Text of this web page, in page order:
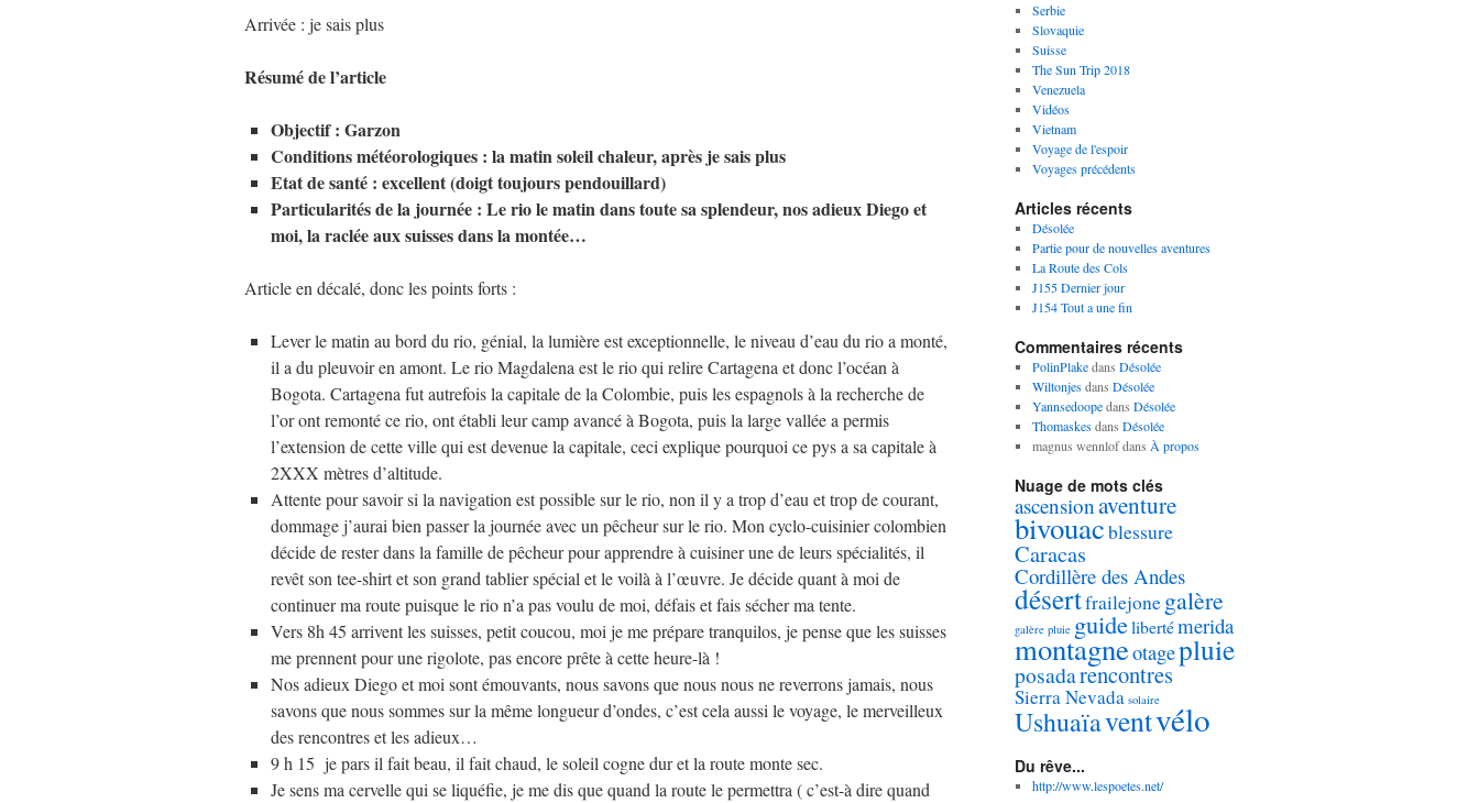
Arrivée : je sais plus
Résumé de l’article
Objectif : Garzon
Conditions météorologiques : la matin soleil chaleur, après je sais plus
Etat de santé : excellent (doigt toujours pendouillard)
Particularités de la journée : Le rio le matin dans toute sa splendeur, nos adieux Diego et
moi, la raclée aux suisses dans la montée…
Article en décalé, donc les points forts :
Lever le matin au bord du rio, génial, la lumière est exceptionnelle, le niveau d’eau du rio a monté,
il a du pleuvoir en amont. Le rio Magdalena est le rio qui relire Cartagena et donc l’océan à
Bogota. Cartagena fut autrefois la capitale de la Colombie, puis les espagnols à la recherche de
l’or ont remonté ce rio, ont établi leur camp avancé à Bogota, puis la large vallée a permis
l’extension de cette ville qui est devenue la capitale, ceci explique pourquoi ce pys a sa capitale à
2XXX mètres d’altitude.
Attente pour savoir si la navigation est possible sur le rio, non il y a trop d’eau et trop de courant,
dommage j’aurai bien passer la journée avec un pêcheur sur le rio. Mon cyclo-cuisinier colombien
décide de rester dans la famille de pêcheur pour apprendre à cuisiner une de leurs spécialités, il
revêt son tee-shirt et son grand tablier spécial et le voilà à l’œuvre. Je décide quant à moi de
continuer ma route puisque le rio n’a pas voulu de moi, défais et fais sécher ma tente.
Vers 8h 45 arrivent les suisses, petit coucou, moi je me prépare tranquilos, je pense que les suisses
me prennent pour une rigolote, pas encore prête à cette heure-là !
Nos adieux Diego et moi sont émouvants, nous savons que nous nous ne reverrons jamais, nous
savons que nous sommes sur la même longueur d’ondes, c’est cela aussi le voyage, le merveilleux
des rencontres et les adieux…
9 h 15 je pars il fait beau, il fait chaud, le soleil cogne dur et la route monte sec.
Je sens ma cervelle qui se liquéfie, je me dis que quand la route le permettra ( c’est-à dire quand
Serbie
Slovaquie
Suisse
The Sun Trip 2018
Venezuela
Vidéos
Vietnam
Voyage de l'espoir
Voyages précédents
Articles récents
Désolée
Partie pour de nouvelles aventures
La Route des Cols
J155 Dernier jour
J154 Tout a une fin
Commentaires récents
PolinPlakedans Désolée
Wiltonjesdans Désolée
Yannsedoopedans Désolée
Thomaskesdans Désolée
magnus wennlofdans À propos
Nuage de mots clés
ascensionaventure
bivouacblessure
Caracas
Cordillère des Andes
désertfrailejonegalère
galère pluie guidelibertémerida
montagneotagepluie
posadarencontres
Sierra Nevada solaire
Ushuaïaventvélo
Du rêve...
http://www.lespoetes.net/